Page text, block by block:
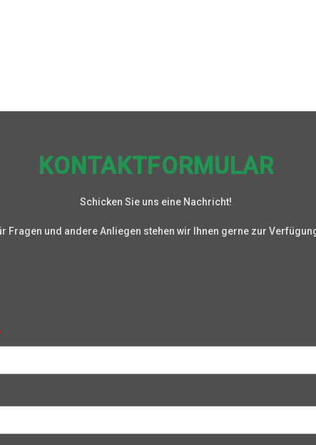
KONTAKTFORMULAR
Schicken Sie uns eine Nachricht!
Fragen und andere Anliegen stehen wir Ihnen gerne zur